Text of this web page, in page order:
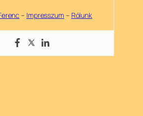
– Impresszum – Rólunk